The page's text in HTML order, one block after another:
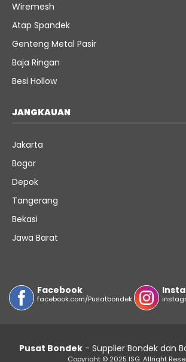
Wiremesh
Atap Spandek
Genteng Metal Pasir
Baja Ringan
Besi Hollow
JANGKAUAN
Jakarta
Bogor
Depok
Tangerang
Bekasi
Jawa Barat
Facebook
facebook.com/Pusatbondek
Pusat Bondek- Supplier Bondek dan
Copyright © 2025 ISG. Allright